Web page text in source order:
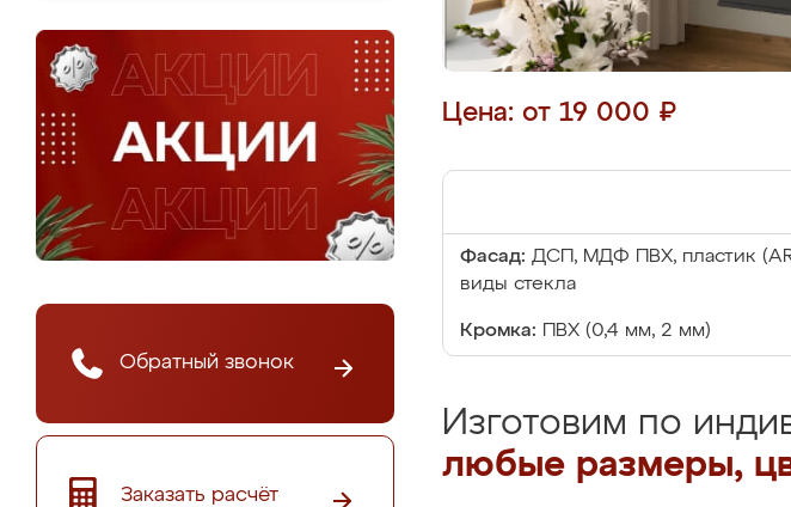
Обратный звонок
Заказать расчёт
Цена: от 19 000 ₽
Фасад: ДСП, МДФ ПВХ, пластик
виды стекла
Кромка: ПВХ (0,4 мм, 2 мм)
Изготовим по
любые размеры,